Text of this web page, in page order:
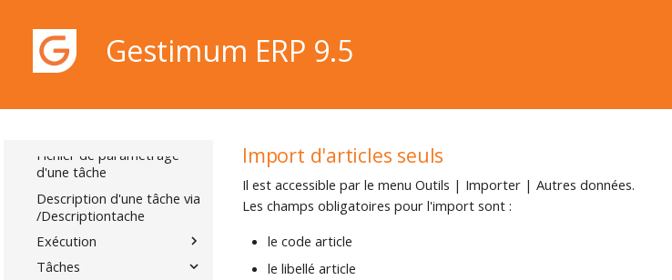
Gestimum ERP 9.5
Imports et Exports
Tâches en ligne de
commande
Fichier de paramétrage
d'une tâche
Description d'une tâche via
/Descriptiontache
Exécution
Tâches
Import d'articles seuls
Il est accessible par le menu Outils | Importer | Autres données.
Les champs obligatoires pour l'import sont :
le code article
le libellé article